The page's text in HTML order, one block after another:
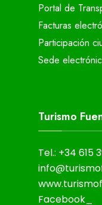
Portal de
Facturas
Participación
Sede
Turismo
Tel.: +34 615
Facebook_